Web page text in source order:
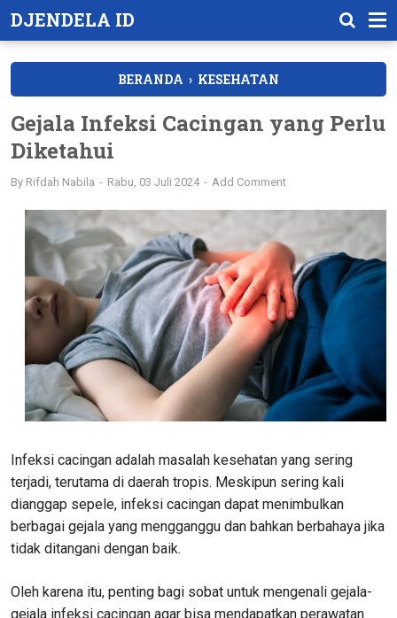
DJENDELA ID
BERANDA › KESEHATAN
Gejala Infeksi Cacingan yang Perlu
Diketahui
By Rifdah Nabila Rabu, 03 Juli 2024 Add Comment
Infeksi cacingan adalah masalah kesehatan yang sering
terjadi, terutama di daerah tropis. Meskipun sering kali
dianggap sepele, infeksi cacingan dapat menimbulkan
berbagai gejala yang mengganggu dan bahkan berbahaya jika
tidak ditangani dengan baik.
Oleh karena itu, penting bagi sobat untuk mengenali gejala-
gejala infeksi cacingan agar bisa mendapatkan perawatan